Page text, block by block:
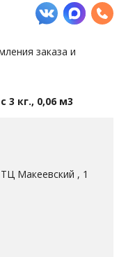
заказа и
3 кг., 0,06 м3
Макеевский , 1